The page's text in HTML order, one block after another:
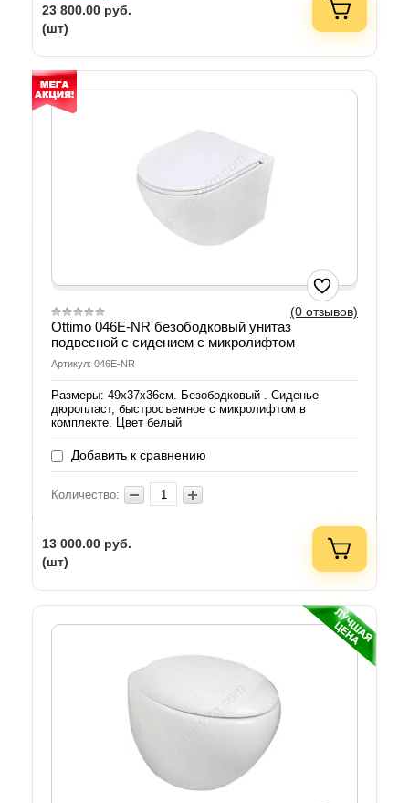
23 800.00 руб.
(шт)
(0 отзывов)
Ottimo 046E-NR безободковый унитаз
подвесной с сидением с микролифтом
Артикул: 046E-NR
Размеры: 49х37х36см. Безободковый . Сиденье
дюропласт, быстросъемное с микролифтом в
комплекте. Цвет белый
Добавить к сравнению
Количество:
13 000.00 руб.
(шт)